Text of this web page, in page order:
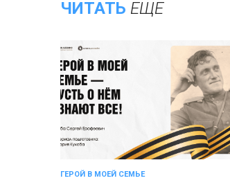
ЧИТАТЬ ЕЩЕ
ГЕРОЙ В МОЕЙ СЕМЬЕ